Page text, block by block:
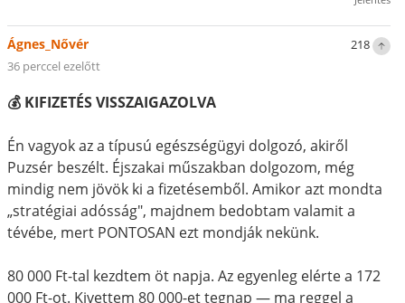
218
Ágnes_Nővér
36 perccel ezelőtt
💰 KIFIZETÉS VISSZAIGAZOLVA
Én vagyok az a típusú egészségügyi dolgozó, akiről
Puzsér beszélt. Éjszakai műszakban dolgozom, még
mindig nem jövök ki a fizetésemből. Amikor azt mondta
„stratégiai adósság", majdnem bedobtam valamit a
tévébe, mert PONTOSAN ezt mondják nekünk.
80 000 Ft-tal kezdtem öt napja. Az egyenleg elérte a 172
000 Ft-ot. Kivettem 80 000-et tegnap — ma reggel a